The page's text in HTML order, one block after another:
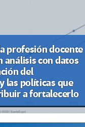
profesión docente
análisis con datos
del
las políticas que
a fortalecerlo